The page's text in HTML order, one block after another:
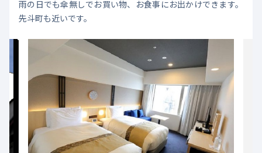
雨の日でも傘無しでお買い物、お食事にお出かけできます。
先斗町も近いです。